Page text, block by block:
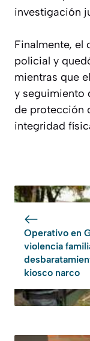
investigación
Finalmente, el
policial y
mientras que
y seguimiento
de protección
integridad
Operativo en
violencia
kiosco narco